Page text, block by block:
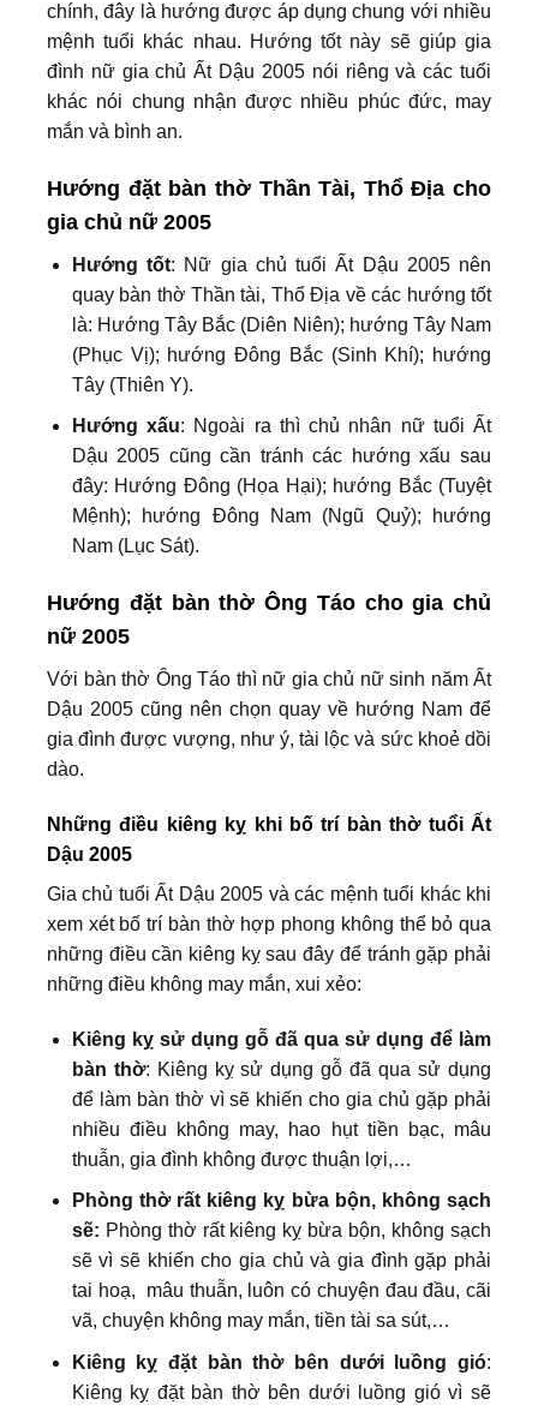
chính, đây là hướng được áp dụng chung với nhiều
mệnh tuổi khác nhau. Hướng tốt này sẽ giúp gia
đình nữ gia chủ Ất Dậu 2005 nói riêng và các tuổi
khác nói chung nhận được nhiều phúc đức, may
mắn và bình an.
Hướng đặt bàn thờ Thần Tài, Thổ Địa cho
gia chủ nữ 2005
Hướng tốt: Nữ gia chủ tuổi Ất Dậu 2005 nên
quay bàn thờ Thần tài, Thổ Địa về các hướng tốt
là: Hướng Tây Bắc (Diên Niên); hướng Tây Nam
(Phục Vị); hướng Đông Bắc (Sinh Khí); hướng
Tây (Thiên Y).
Hướng xấu: Ngoài ra thì chủ nhân nữ tuổi Ất
Dậu 2005 cũng cần tránh các hướng xấu sau
đây: Hướng Đông (Họa Hại); hướng Bắc (Tuyệt
Mệnh); hướng Đông Nam (Ngũ Quỷ); hướng
Nam (Lục Sát).
Hướng đặt bàn thờ Ông Táo cho gia chủ
nữ 2005
Với bàn thờ Ông Táo thì nữ gia chủ nữ sinh năm Ất
Dậu 2005 cũng nên chọn quay về hướng Nam để
gia đình được vượng, như ý, tài lộc và sức khoẻ dồi
dào.
Những điều kiêng kỵ khi bố trí bàn thờ tuổi Ất
Dậu 2005
Gia chủ tuổi Ất Dậu 2005 và các mệnh tuổi khác khi
xem xét bố trí bàn thờ hợp phong không thể bỏ qua
những điều cần kiêng kỵ sau đây để tránh gặp phải
những điều không may mắn, xui xẻo:
Kiêng kỵ sử dụng gỗ đã qua sử dụng để làm
bàn thờ: Kiêng kỵ sử dụng gỗ đã qua sử dụng
để làm bàn thờ vì sẽ khiến cho gia chủ gặp phải
nhiều điều không may, hao hụt tiền bạc, mâu
thuẫn, gia đình không được thuận lợi,…
Phòng thờ rất kiêng kỵ bừa bộn, không sạch
sẽ: Phòng thờ rất kiêng kỵ bừa bộn, không sạch
sẽ vì sẽ khiến cho gia chủ và gia đình gặp phải
tai hoạ, mâu thuẫn, luôn có chuyện đau đầu, cãi
vã, chuyện không may mắn, tiền tài sa sút,…
Kiêng kỵ đặt bàn thờ bên dưới luồng gió:
Kiêng kỵ đặt bàn thờ bên dưới luồng gió vì sẽ